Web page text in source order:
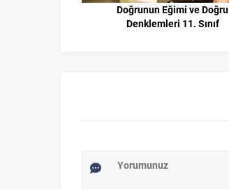
Doğrunun Eğimi ve Doğru
Denklemleri 11. Sınıf